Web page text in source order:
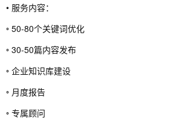
• 服务内容：
◦ 50-80个关键词优化
◦ 30-50篇内容发布
◦ 企业知识库建设
◦ 月度报告
◦ 专属顾问